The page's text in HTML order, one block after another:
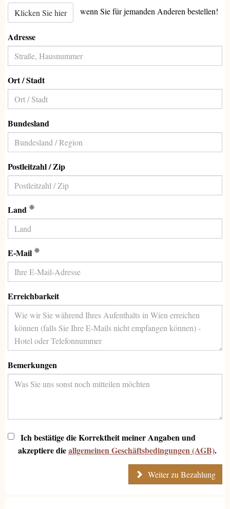
Klicken Sie hier wenn Sie für jemanden Anderen bestellen!
Adresse
Ort / Stadt
Bundesland
Postleitzahl / Zip
Land
E-Mail
Erreichbarkeit
Bemerkungen
Ich bestätige die Korrektheit meiner Angaben und
akzeptiere dieallgemeinen Geschäftsbedingungen (AGB).
Weiter zu Bezahlung